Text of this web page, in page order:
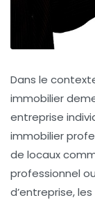
Dans le
immobilier
entreprise
immobilier
de locaux
professionnel
d’entreprise,